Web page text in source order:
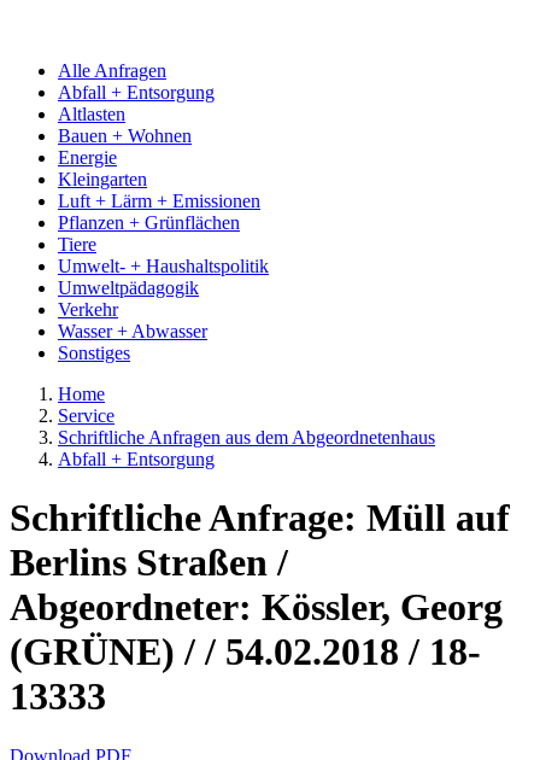
Alle Anfragen
Abfall + Entsorgung
Altlasten
Bauen + Wohnen
Energie
Kleingarten
Luft + Lärm + Emissionen
Pflanzen + Grünflächen
Tiere
Umwelt- + Haushaltspolitik
Umweltpädagogik
Verkehr
Wasser + Abwasser
Sonstiges
Home
Service
Schriftliche Anfragen aus dem Abgeordnetenhaus
Abfall + Entsorgung
Schriftliche Anfrage: Müll auf
Berlins Straßen /
Abgeordneter: Kössler, Georg
(GRÜNE) / / 54.02.2018 / 18-
13333
Download PDF